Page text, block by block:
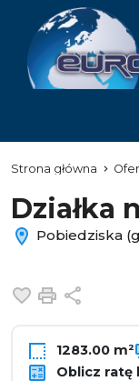
Strona główna
Działka
Pobiedziska
Dodaj do
Drukuj
1283.00 m²
Oblicz ratę